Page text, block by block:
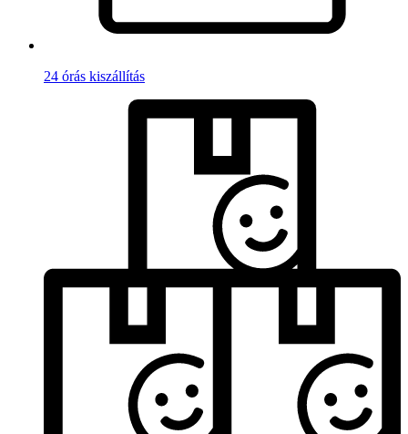
24 órás kiszállítás